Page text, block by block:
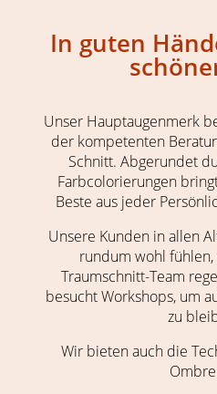
In guten
Unser Hauptaugenmerk
der kompetenten
Schnitt. Abgerundet
Farbcolorierungen
Beste aus jeder
Unsere Kunden in allen
rundum wohl
Traumschnitt-Team
besucht Workshops, um
zu
Wir bieten auch die